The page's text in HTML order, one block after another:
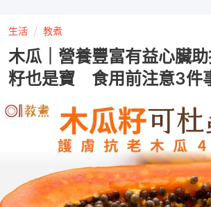
生活 教煮
木瓜｜營養豐富有益心臟
籽也是寶 食用前注意3件